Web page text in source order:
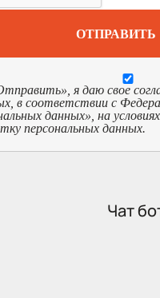
ОТПРАВИТЬ
я даю свое
в соответствии с
данных», на условиях
персональных данных.
Чат